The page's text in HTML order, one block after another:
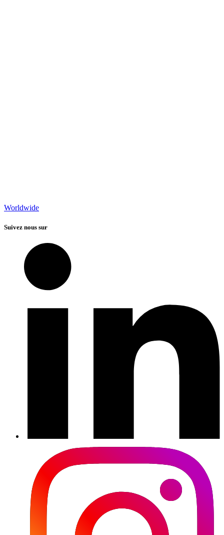
Worldwide
Suivez nous sur